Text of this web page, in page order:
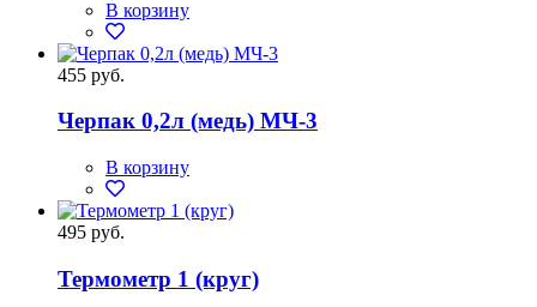
В корзину
455 руб.
Черпак 0,2л (медь) МЧ-3
В корзину
495 руб.
Термометр 1 (круг)